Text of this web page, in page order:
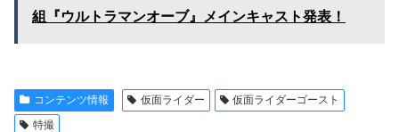
組『ウルトラマンオーブ』メインキャスト発表！
コンテンツ情報 仮面ライダー
仮面ライダーゴースト
特撮